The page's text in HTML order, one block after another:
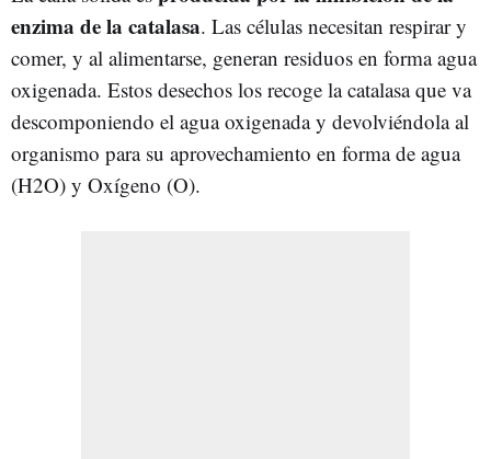
enzima de la catalasa. Las células necesitan respirar y
comer, y al alimentarse, generan residuos en forma agua
oxigenada. Estos desechos los recoge la catalasa que va
descomponiendo el agua oxigenada y devolviéndola al
organismo para su aprovechamiento en forma de agua
(H2O) y Oxígeno (O).